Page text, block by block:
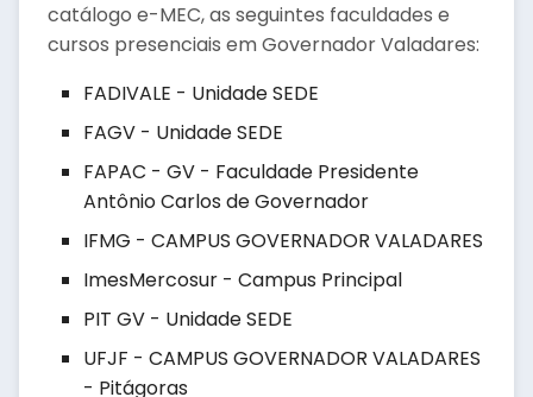
catálogo e-MEC, as seguintes faculdades e
cursos presenciais em Governador Valadares:
FADIVALE - Unidade SEDE
FAGV - Unidade SEDE
FAPAC - GV - Faculdade Presidente
Antônio Carlos de Governador
IFMG - CAMPUS GOVERNADOR VALADARES
ImesMercosur - Campus Principal
PIT GV - Unidade SEDE
UFJF - CAMPUS GOVERNADOR VALADARES
- Pitágoras